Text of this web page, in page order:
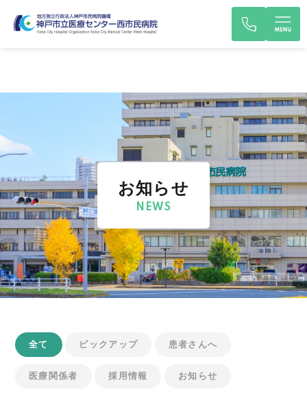
お知らせ
NEWS
全て ピックアップ 患者さんへ
医療関係者 採用情報 お知らせ